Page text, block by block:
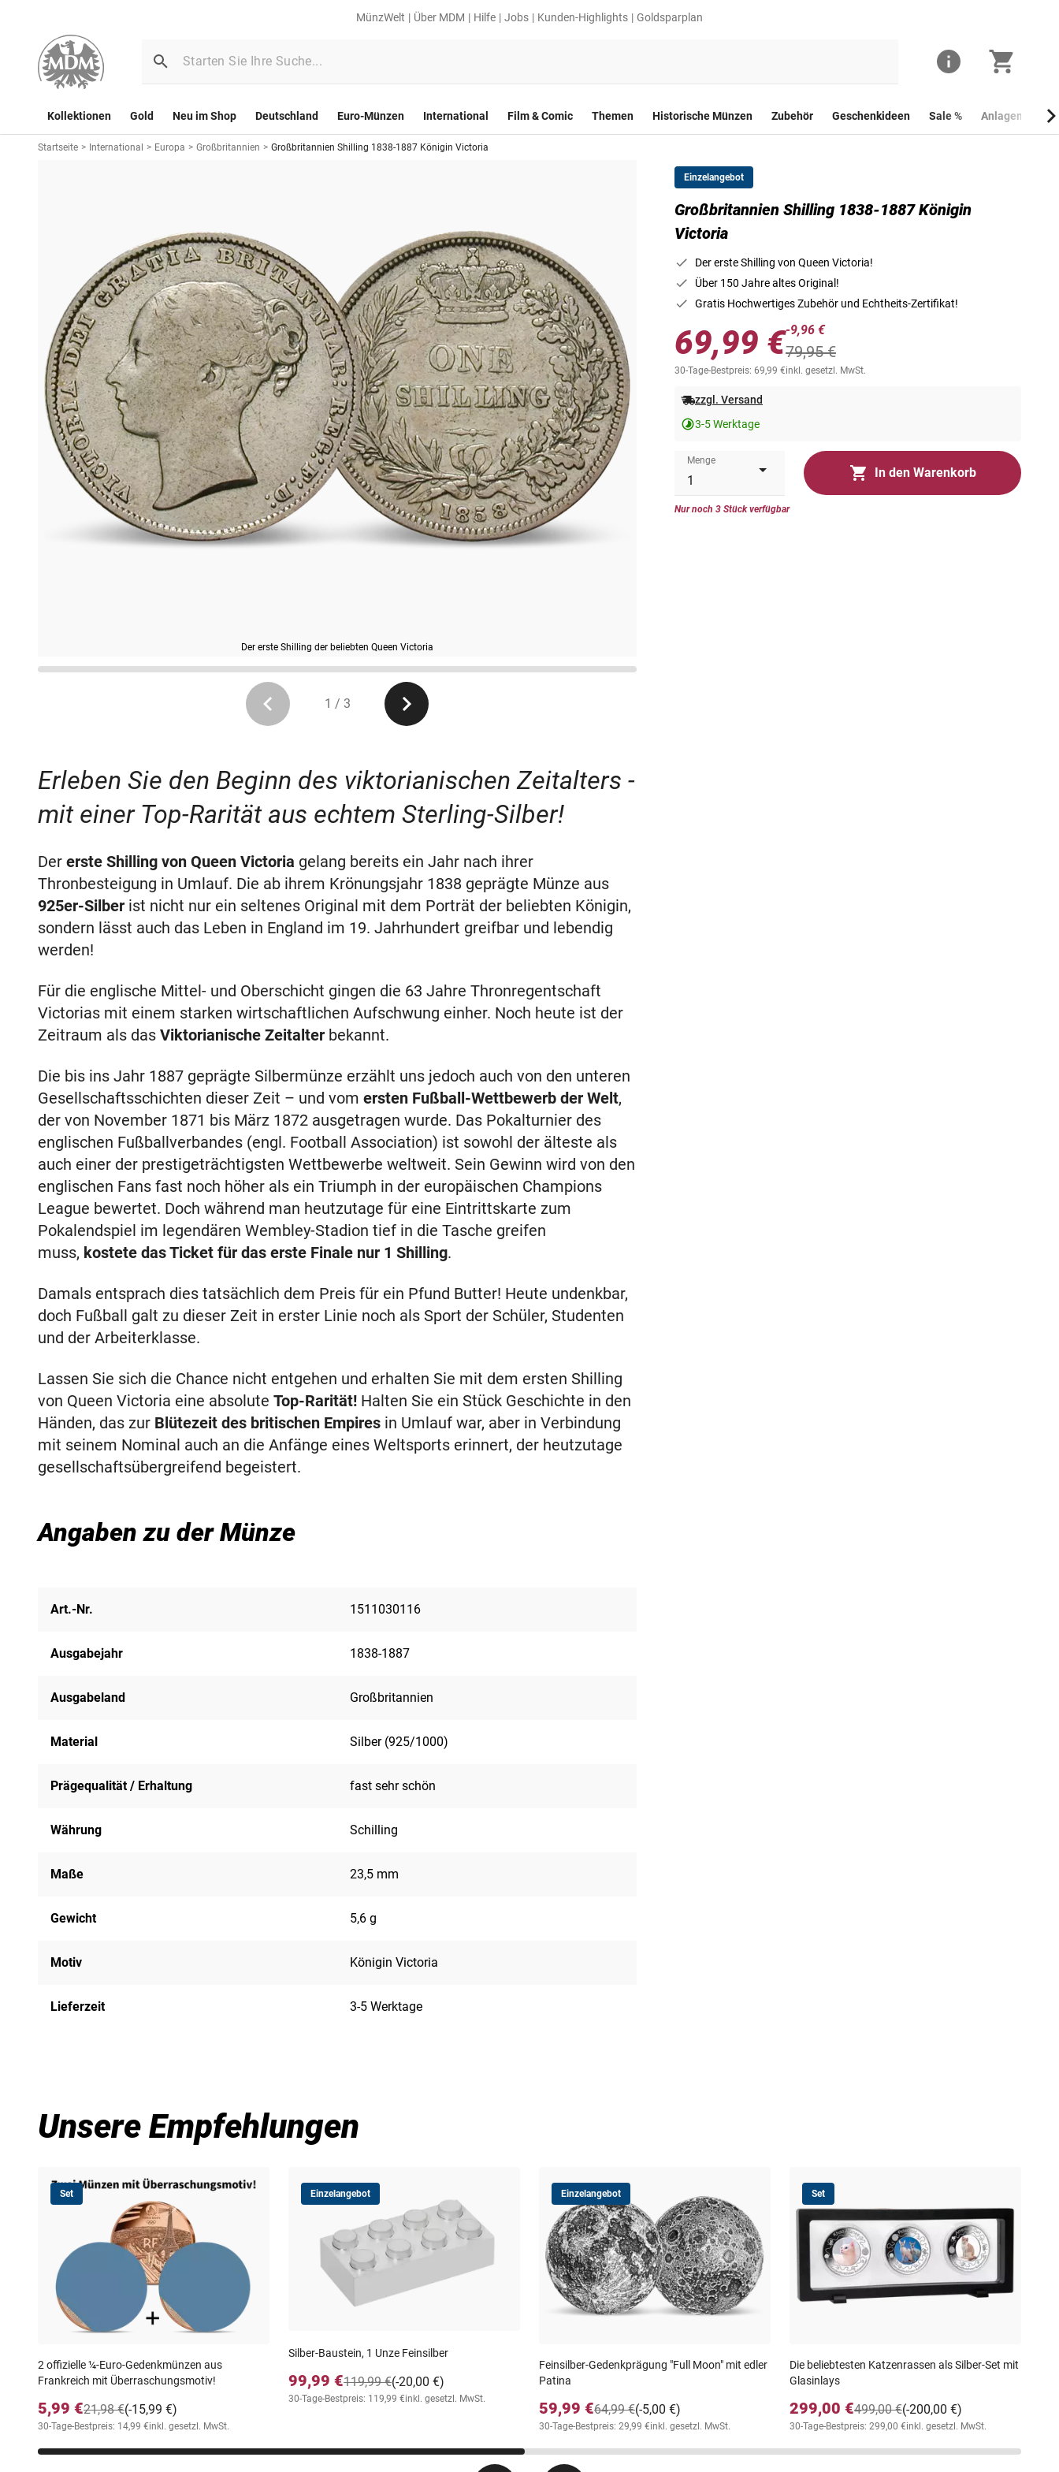
MünzWelt Über MDM Hilfe Jobs Kunden-Highlights Goldsparplan
Kollektionen Gold Neu im Shop Deutschland Euro-Münzen International Film & Comic Themen Historische Münzen Zubehör Geschenkideen Sale % Anlagemünzen
Startseite > International > Europa > Großbritannien > Großbritannien Shilling 1838-1887 Königin Victoria
Der erste Shilling der beliebten Queen Victoria
Die Vorderseite des Shillings von Queen Victoria
1 / 3
Einzelangebot
Großbritannien Shilling 1838-1887 Königin
Victoria
Der erste Shilling von Queen Victoria!
Über 150 Jahre altes Original!
Gratis Hochwertiges Zubehör und Echtheits-Zertifikat!
69,99 €-9,96 €
79,95 €
30-Tage-Bestpreis: 69,99 €inkl. gesetzl. MwSt.
zzgl. Versand
3-5 Werktage
Menge
In den Warenkorb
Nur noch 3 Stück verfügbar
Erleben Sie den Beginn des viktorianischen Zeitalters -
mit einer Top-Rarität aus echtem Sterling-Silber!
Der erste Shilling von Queen Victoria gelang bereits ein Jahr nach ihrer
Thronbesteigung in Umlauf. Die ab ihrem Krönungsjahr 1838 geprägte Münze aus
925er-Silber ist nicht nur ein seltenes Original mit dem Porträt der beliebten Königin,
sondern lässt auch das Leben in England im 19. Jahrhundert greifbar und lebendig
werden!
Für die englische Mittel- und Oberschicht gingen die 63 Jahre Thronregentschaft
Victorias mit einem starken wirtschaftlichen Aufschwung einher. Noch heute ist der
Zeitraum als das Viktorianische Zeitalter bekannt.
Die bis ins Jahr 1887 geprägte Silbermünze erzählt uns jedoch auch von den unteren
Gesellschaftsschichten dieser Zeit – und vom ersten Fußball-Wettbewerb der Welt,
der von November 1871 bis März 1872 ausgetragen wurde. Das Pokalturnier des
englischen Fußballverbandes (engl. Football Association) ist sowohl der älteste als
auch einer der prestigeträchtigsten Wettbewerbe weltweit. Sein Gewinn wird von den
englischen Fans fast noch höher als ein Triumph in der europäischen Champions
League bewertet. Doch während man heutzutage für eine Eintrittskarte zum
Pokalendspiel im legendären Wembley-Stadion tief in die Tasche greifen
muss, kostete das Ticket für das erste Finale nur 1 Shilling.
Damals entsprach dies tatsächlich dem Preis für ein Pfund Butter! Heute undenkbar,
doch Fußball galt zu dieser Zeit in erster Linie noch als Sport der Schüler, Studenten
und der Arbeiterklasse.
Lassen Sie sich die Chance nicht entgehen und erhalten Sie mit dem ersten Shilling
von Queen Victoria eine absolute Top-Rarität! Halten Sie ein Stück Geschichte in den
Händen, das zur Blütezeit des britischen Empires in Umlauf war, aber in Verbindung
mit seinem Nominal auch an die Anfänge eines Weltsports erinnert, der heutzutage
gesellschaftsübergreifend begeistert.
Angaben zu der Münze
Art.-Nr. 1511030116
Ausgabejahr 1838-1887
Ausgabeland Großbritannien
Material Silber (925/1000)
Prägequalität / Erhaltung fast sehr schön
Währung Schilling
Maße 23,5 mm
Gewicht 5,6 g
Motiv Königin Victoria
Lieferzeit 3-5 Werktage
Unsere Empfehlungen
Set
2 offizielle ¼‑Euro‑Gedenkmünzen aus
Frankreich mit Überraschungsmotiv!
5,99 € (-15,99 €)
21,98 €
30-Tage-Bestpreis: 14,99 €inkl. gesetzl. MwSt.
Einzelangebot
Silber-Baustein, 1 Unze Feinsilber
99,99 € (-20,00 €)
119,99 €
30-Tage-Bestpreis: 119,99 €inkl. gesetzl. MwSt.
Einzelangebot
Feinsilber-Gedenkprägung "Full Moon" mit edler
Patina
59,99 € (-5,00 €)
64,99 €
30-Tage-Bestpreis: 29,99 €inkl. gesetzl. MwSt.
Set
Die beliebtesten Katzenrassen als Silber-Set mit
Glasinlays
299,00 € (-200,00 €)
499,00 €
30-Tage-Bestpreis: 299,00 €inkl. gesetzl. MwSt.